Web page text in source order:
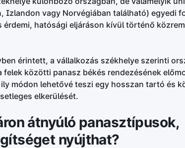
Izlandon vagy Norvégiában található) egyedi
hatósági eljáráson kívül történő
érintett, a vállalkozás székhelye szerinti
közötti panasz békés rendezésének
módon lehetővé teszi egy hosszan tartó és
elkerülését.
átnyúló panasztípusok,
nyújthat?